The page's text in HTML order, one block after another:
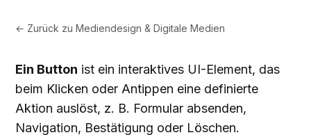
← Zurück zuMediendesign & Digitale Medien
Ein Button ist ein interaktives UI-Element, das
beim Klicken oder Antippen eine definierte
Aktion auslöst, z. B. Formular absenden,
Navigation, Bestätigung oder Löschen.